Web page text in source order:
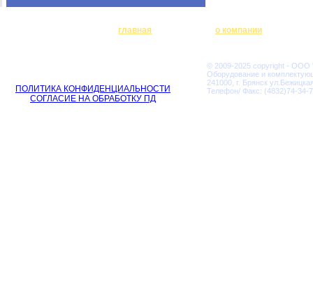
главная о компании
ПОЛИТИКА КОНФИДЕНЦИАЛЬНОСТИ
СОГЛАСИЕ НА ОБРАБОТКУ ПД
© 2009-2025 copyright - ООО
Оборудование и
241000, г. Брянск
Телефон/ Факс: (4832)74-34-